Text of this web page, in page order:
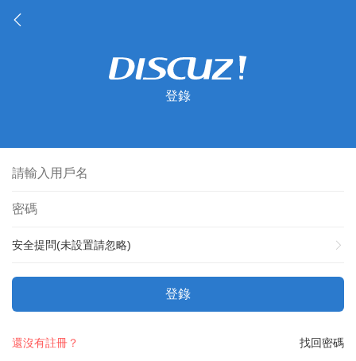
登錄
安全提問(未設置請忽略)
登錄
找回密碼
還沒有註冊？